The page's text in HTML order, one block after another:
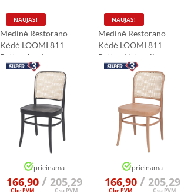
Medinė Restorano
Kėdė LOOMI 811
Rattan Juoda
NAUJAS!
prieinama
166,90
€ be PVM
/ 205,29
€ su PVM
Medinė Restorano
Kėdė LOOMI 811
Rattan Natūrali
NAUJAS!
prieinama
166,90
€ be PVM
/ 205,29
€ su PVM